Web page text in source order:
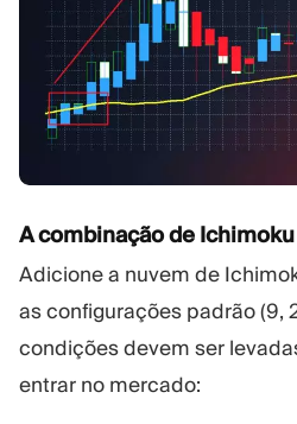
A combinação de
Adicione a nuvem de
as configurações padrão (9,
condições devem ser
entrar no mercado: